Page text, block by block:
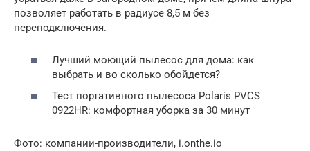
позволяет работать в радиусе 8,5 м без
переподключения.
Лучший моющий пылесос для дома: как
выбрать и во сколько обойдется?
Тест портативного пылесоса Polaris PVCS
0922HR: комфортная уборка за 30 минут
Фото: компании-производители, i.onthe.io